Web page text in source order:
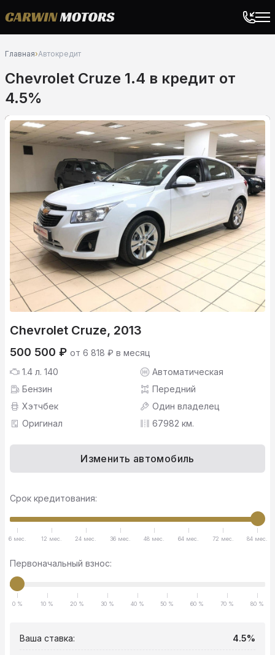
Главная›Автокредит
Chevrolet Cruze 1.4 в кредит от
4.5%
Chevrolet Cruze, 2013
500 500 ₽ от 6 818 ₽ в месяц
1.4 л. 140
Автоматическая
Бензин
Передний
Хэтчбек
Один владелец
Оригинал
67982 км.
Изменить автомобиль
Срок кредитования:
6 мес. 12 мес. 24 мес. 36 мес. 48 мес. 64 мес. 72 мес. 84 мес.
Первоначальный взнос:
0 % 10 % 20 % 30 % 40 % 50 % 60 % 70 % 80 %
Ваша ставка: 4.5%